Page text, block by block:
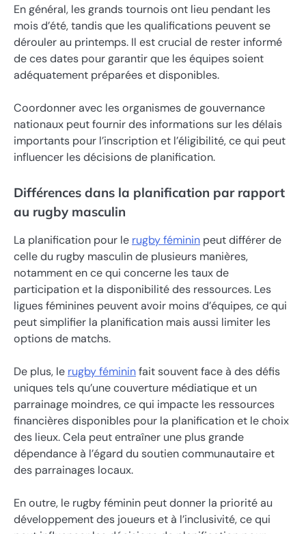
En général, les grands tournois ont lieu pendant les
mois d’été, tandis que les qualifications peuvent se
dérouler au printemps. Il est crucial de rester informé
de ces dates pour garantir que les équipes soient
adéquatement préparées et disponibles.
Coordonner avec les organismes de gouvernance
nationaux peut fournir des informations sur les délais
importants pour l’inscription et l’éligibilité, ce qui peut
influencer les décisions de planification.
Différences dans la planification par rapport
au rugby masculin
La planification pour le rugby féminin peut différer de
celle du rugby masculin de plusieurs manières,
notamment en ce qui concerne les taux de
participation et la disponibilité des ressources. Les
ligues féminines peuvent avoir moins d’équipes, ce qui
peut simplifier la planification mais aussi limiter les
options de matchs.
De plus, le rugby fémininfait souvent face à des défis
uniques tels qu’une couverture médiatique et un
parrainage moindres, ce qui impacte les ressources
financières disponibles pour la planification et le choix
des lieux. Cela peut entraîner une plus grande
dépendance à l’égard du soutien communautaire et
des parrainages locaux.
En outre, le rugby féminin peut donner la priorité au
développement des joueurs et à l’inclusivité, ce qui